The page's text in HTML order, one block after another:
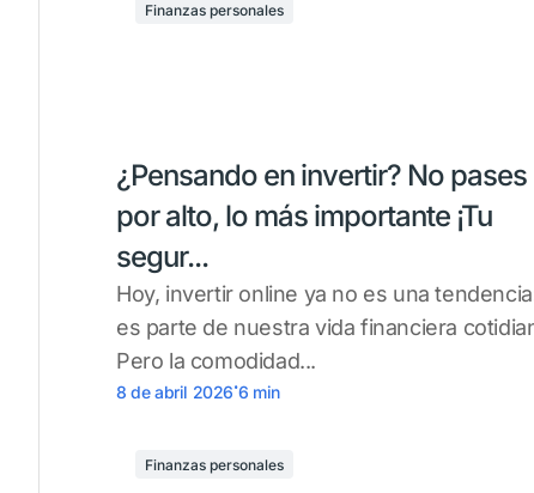
Finanzas personales
¿Pensando en invertir? No pases
por alto, lo más importante ¡Tu
segur...
Hoy, invertir online ya no es una
es parte de nuestra vida financiera
Pero la comodidad...
8 de abril 2026.6 min
Finanzas personales